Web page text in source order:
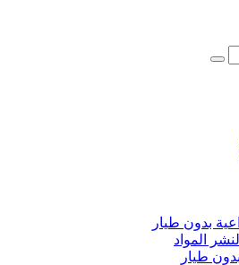
بدون طيار
المواد
طيار